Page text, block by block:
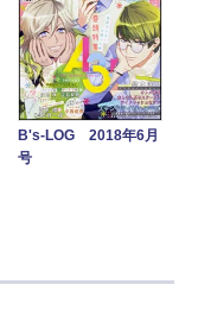
B's-LOG 2018年6月
号